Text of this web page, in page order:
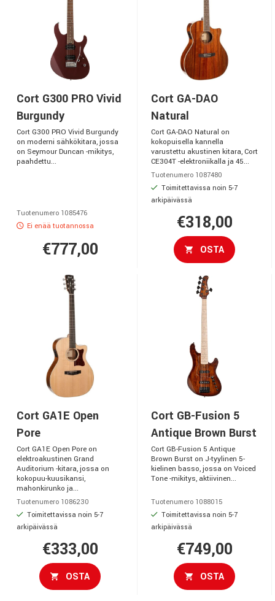
Cort G300 PRO Vivid
Burgundy
Cort G300 PRO Vivid Burgundy
on moderni sähkökitara, jossa
on Seymour Duncan -mikitys,
paahdettu...
Tuotenumero 1085476
Ei enää tuotannossa
€777,00
Cort GA-DAO
Natural
Cort GA-DAO Natural on
kokopuisella kannella
varustettu akustinen kitara, Cort
CE304T -elektroniikalla ja 45...
Tuotenumero 1087480
Toimitettavissa noin 5-7
arkipäivässä
€318,00
OSTA
Cort GA1E Open
Pore
Cort GA1E Open Pore on
elektroakustinen Grand
Auditorium -kitara, jossa on
kokopuu-kuusikansi,
mahonkirunko ja...
Tuotenumero 1086230
Toimitettavissa noin 5-7
arkipäivässä
€333,00
OSTA
Cort GB-Fusion 5
Antique Brown Burst
Cort GB-Fusion 5 Antique
Brown Burst on J-tyylinen 5-
kielinen basso, jossa on Voiced
Tone -mikitys, aktiivinen...
Tuotenumero 1088015
Toimitettavissa noin 5-7
arkipäivässä
€749,00
OSTA